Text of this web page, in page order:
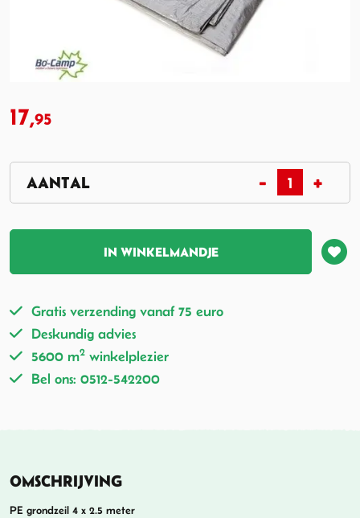
17,95
IN WINKELMANDJE
Gratis verzending vanaf 75 euro
Deskundig advies
5600 m2 winkelplezier
Bel ons: 0512-542200
OMSCHRIJVING
PE grondzeil 4 x 2.5 meter